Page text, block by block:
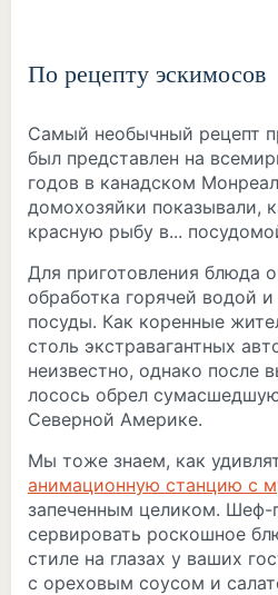
По рецепту эскимосов
Самый необычный рецепт
был представлен на
годов в канадском
домохозяйки показывали,
красную рыбу в...
Для приготовления блюда
обработка горячей водой
посуды. Как коренные
столь экстравагантных
неизвестно, однако после
лосось обрел
Северной Америке.
Мы тоже знаем, как
анимационную станцию с
запеченным целиком. Шеф-
сервировать роскошное
стиле на глазах у ваших
с ореховым соусом и